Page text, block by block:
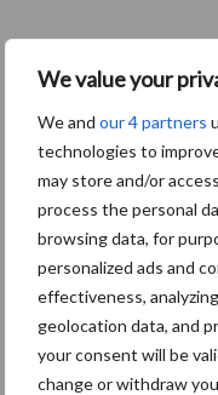
We value your
We and our 4 partners
technologies to
may store and/or
process the personal
browsing data, for
personalized ads and
effectiveness,
geolocation data, and
your consent will be
change or withdraw
wedstrijd is
17 november 2016